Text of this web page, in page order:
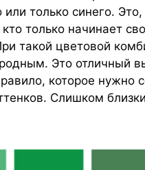
или только синего.
только начинает
такой цветовой
Это отличный
которое нужно
Слишком